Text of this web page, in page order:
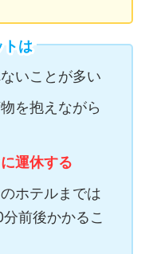
トは
いことが多い
を抱えながら
運休する
ホテルまでは
前後かかるこ